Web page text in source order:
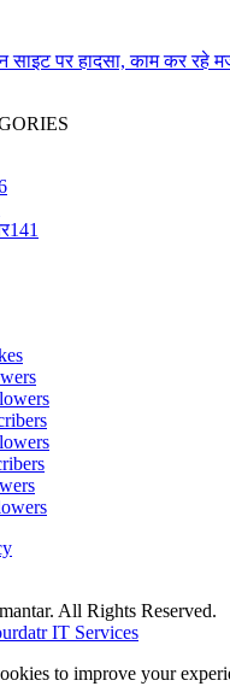
साइट पर हादसा, काम कर रहे
141
All Rights Reserved.
IT Services
to improve your